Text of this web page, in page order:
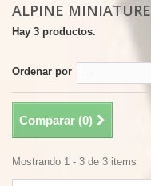
ALPINE MINIATURE
Hay 3 productos.
Ordenar por --
Comparar (0)
Mostrando 1 - 3 de 3 items